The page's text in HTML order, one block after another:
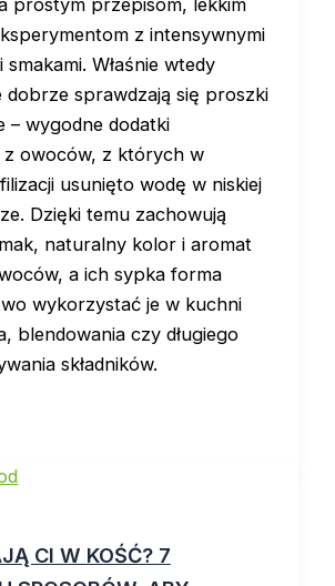
z intensywnymi
Właśnie wtedy
dobrze sprawdzają się proszki
– wygodne dodatki
z owoców, z których w
usunięto wodę w niskiej
Dzięki temu zachowują
naturalny kolor i aromat
a ich sypka forma
wykorzystać je w kuchni
blendowania czy długiego
składników.
CI W KOŚĆ? 7